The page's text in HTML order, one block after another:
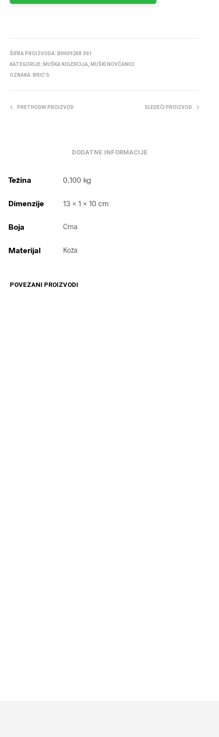
ŠIFRA PROIZVODA: BH009208.001
KATEGORIJE: MUŠKA KOLEKCIJA
MUŠKI NOVČANICI
OZNAKA: BRIC'S
PRETHODNI PROIZVOD SLEDEĆI PROIZVOD
DODATNE INFORMACIJE
Težina 0.100 kg
Dimenzije 13 × 1 × 10 cm
Boja Crna
Materijal Koža
POVEZANI PROIZVODI